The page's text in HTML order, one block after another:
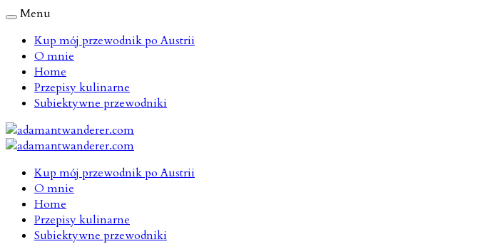
Menu
Kup mój przewodnik po Austrii
O mnie
Home
Przepisy kulinarne
Subiektywne przewodniki
Kup mój przewodnik po Austrii
O mnie
Home
Przepisy kulinarne
Subiektywne przewodniki